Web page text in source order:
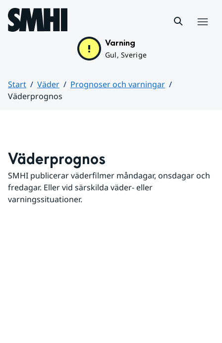
Hoppa till sidans innehåll
Varning
Gul, Sverige
Start Väder
Prognoser och varningar
Väderprognos
Väderprognos
SMHI publicerar väderfilmer måndagar, onsdagar och
fredagar. Eller vid särskilda väder- eller
varningssituationer.